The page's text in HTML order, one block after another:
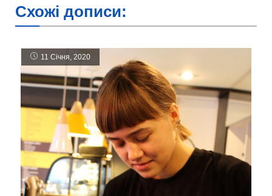
Схожі дописи:
11 Січня, 2020